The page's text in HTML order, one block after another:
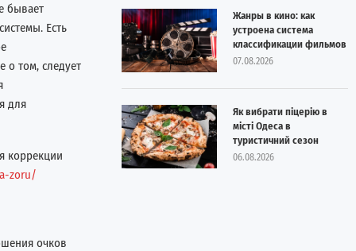
бывает
Есть
о том, следует
для
коррекции
zoru/
очков
Жанры в кино: как
устроена система
классификации фильмов
07.08.2026
Як вибрати піцерію в
місті Одеса в
туристичний сезон
06.08.2026